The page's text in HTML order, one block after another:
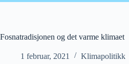
Fosnatradisjonen og det varme klimaet
1 februar, 2021 Klimapolitikk